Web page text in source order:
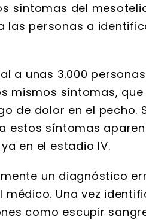
síntomas del
las personas a
a unas 3.000
mismos síntomas,
de dolor en el pecho.
estos síntomas
en el estadio IV.
un diagnóstico
Una vez
como escupir